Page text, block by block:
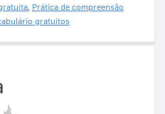
, Prática de compreensão
gratuitos